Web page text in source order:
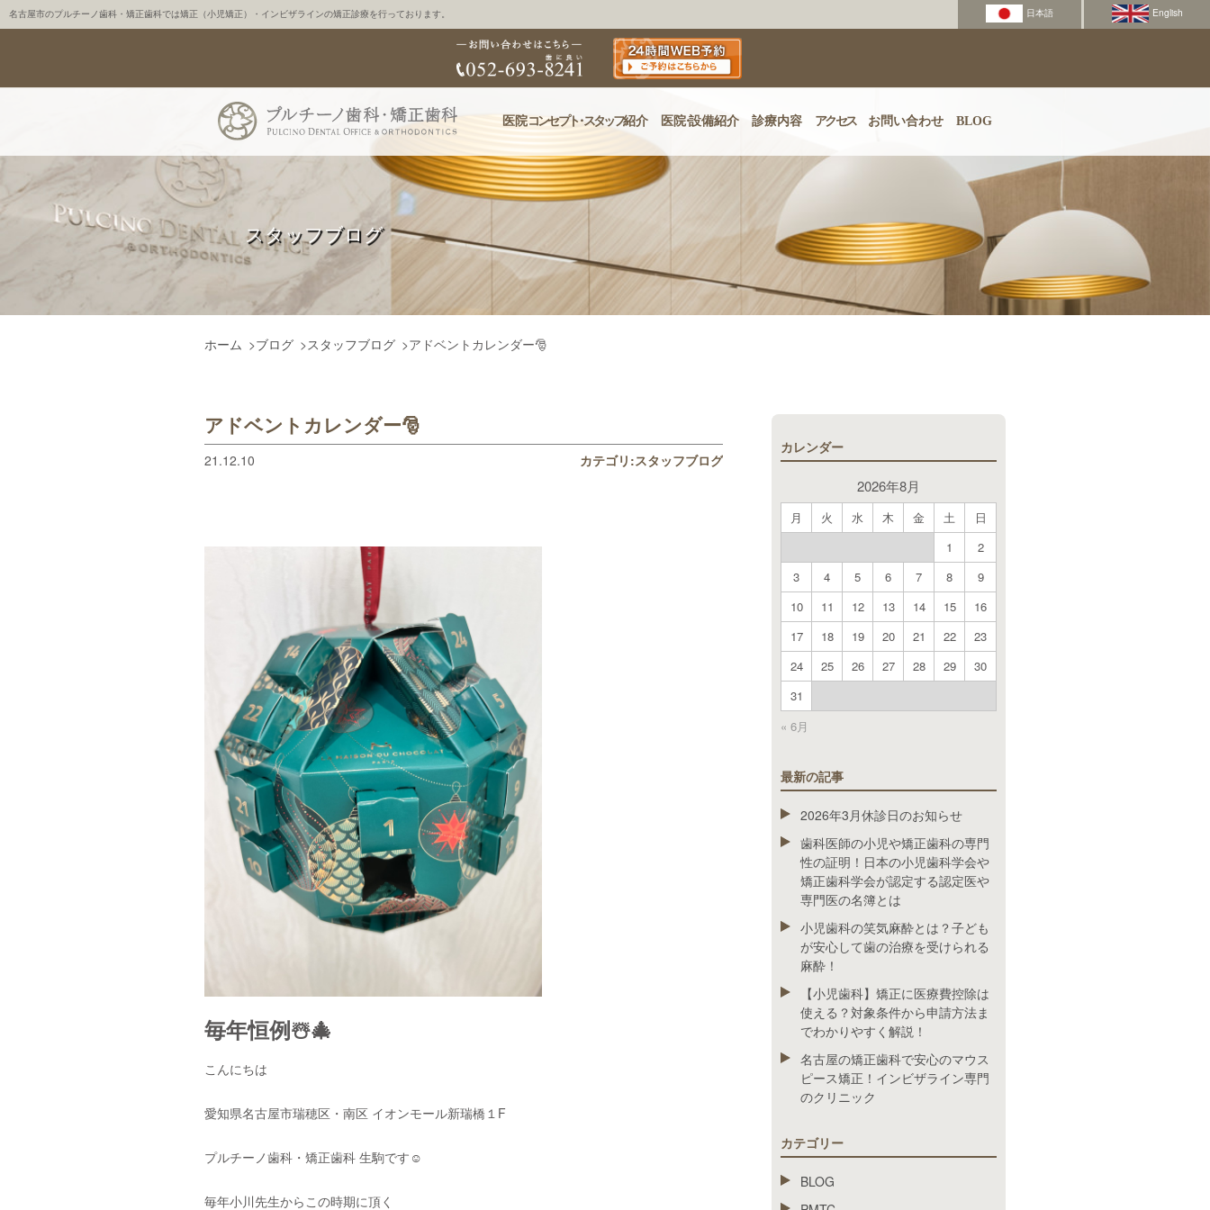
名古屋市のプルチーノ歯科・矯正歯科では矯正（小児矯正）・インビザラインの矯正診療を行っております。
医院コンセプト・スタッフ紹介 医院・設備紹介 診療内容 アクセス お問い合わせ BLOG
スタッフブログ
ホーム >ブログ >スタッフブログ >アドベントカレンダー🎅
アドベントカレンダー🎅
21.12.10 カテゴリ:スタッフブログ
毎年恒例☃️🎄
こんにちは
愛知県名古屋市瑞穂区・南区 イオンモール新瑞橋１F
プルチーノ歯科・矯正歯科 生駒です☺︎
毎年小川先生からこの時期に頂く
カレンダー
2026年8月
月 火 水 木 金 土 日
« 6月
1
2
3
4 5 6 7 8
9
10
11 12 13 14 15
16
17
18 19 20 21 22
23
24
25 26 27 28 29
30
31
最新の記事
2026年3月休診日のお知らせ
歯科医師の小児や矯正歯科の専門
性の証明！日本の小児歯科学会や
矯正歯科学会が認定する認定医や
専門医の名簿とは
小児歯科の笑気麻酔とは？子ども
が安心して歯の治療を受けられる
麻酔！
【小児歯科】矯正に医療費控除は
使える？対象条件から申請方法ま
でわかりやすく解説！
名古屋の矯正歯科で安心のマウス
ピース矯正！インビザライン専門
のクリニック
カテゴリー
BLOG